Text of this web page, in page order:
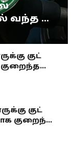
வந்த ...
குட்
குட்
குறைந்...